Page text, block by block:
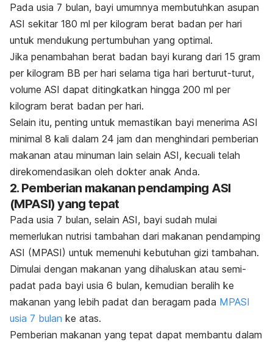
Pada usia 7 bulan, bayi umumnya membutuhkan asupan
ASI sekitar 180 ml per kilogram berat badan per hari
untuk mendukung pertumbuhan yang optimal.
Jika penambahan berat badan bayi kurang dari 15 gram
per kilogram BB per hari selama tiga hari berturut-turut,
volume ASI dapat ditingkatkan hingga 200 ml per
kilogram berat badan per hari.
Selain itu, penting untuk memastikan bayi menerima ASI
minimal 8 kali dalam 24 jam dan menghindari pemberian
makanan atau minuman lain selain ASI, kecuali telah
direkomendasikan oleh dokter anak Anda.
2. Pemberian makanan pendamping ASI
(MPASI) yang tepat
Pada usia 7 bulan, selain ASI, bayi sudah mulai
memerlukan nutrisi tambahan dari makanan pendamping
ASI (MPASI) untuk memenuhi kebutuhan gizi tambahan.
Dimulai dengan makanan yang dihaluskan atau semi-
padat pada bayi usia 6 bulan, kemudian beralih ke
makanan yang lebih padat dan beragam pada MPASI
usia 7 bulan ke atas.
Pemberian makanan yang tepat dapat membantu dalam